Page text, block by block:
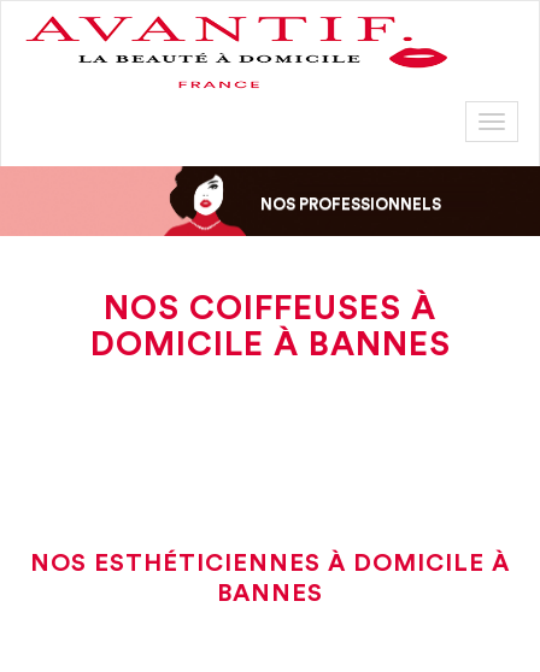
NOS PROFESSIONNELS
NOS COIFFEUSES À
DOMICILE À BANNES
NOS ESTHÉTICIENNES À DOMICILE À
BANNES